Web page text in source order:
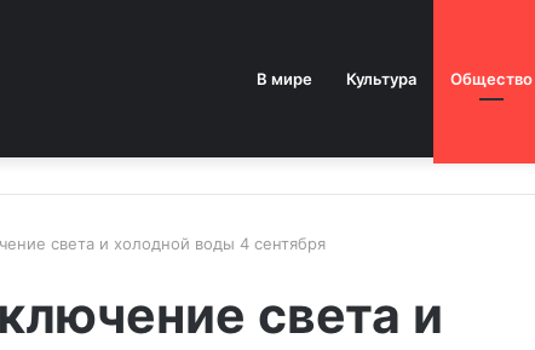
В мире Культура Общество
света и холодной воды 4 сентября
света и